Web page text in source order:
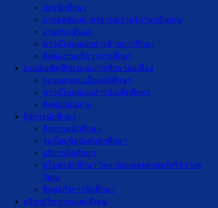
บัตรนักศึกษา
การทดสอบมาตรฐานความรู้ภาษาอังกฤษ
งานประเมินผล
ดาวน์โหลดเอกสารด้านการศึกษา
ติดต่องานบริการการศึกษา
งานบัณฑิตศึกษาเเละการศึกษาต่อเนื่อง
ระบบงานทะเบียนนักศึกษา
ดาวน์โหลดเอกสารบัณฑิตศึกษา
ติดต่อสอบถาม
กิจการนักศึกษา
กิจกรรมนักศึกษา
ระเบียบข้อบังคับนักศึกษา
บริการนักศึกษา
สโมสรนักศึกษา วิทยาลัยแพทยศาสตร์ศรีสวางค
วัฒน
ติดต่อกิจการนักศึกษา
บริการวิชาการและสังคม